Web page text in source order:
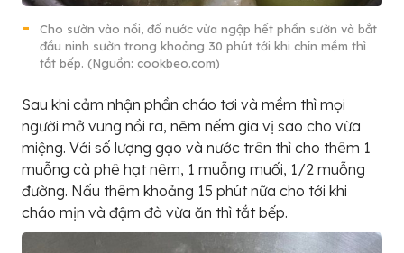
Cho sườn vào nồi, đổ nước vừa ngập hết phần sườn và bắt
đầu ninh sườn trong khoảng 30 phút tới khi chín mềm thì
tắt bếp. (Nguồn: cookbeo.com)
Sau khi cảm nhận phần cháo tơi và mềm thì mọi
người mở vung nồi ra, nêm nếm gia vị sao cho vừa
miệng. Với số lượng gạo và nước trên thì cho thêm 1
muỗng cà phê hạt nêm, 1 muỗng muối, 1/2 muỗng
đường. Nấu thêm khoảng 15 phút nữa cho tới khi
cháo mịn và đậm đà vừa ăn thì tắt bếp.